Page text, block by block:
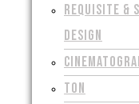
REQUISITE &
DESIGN
TON